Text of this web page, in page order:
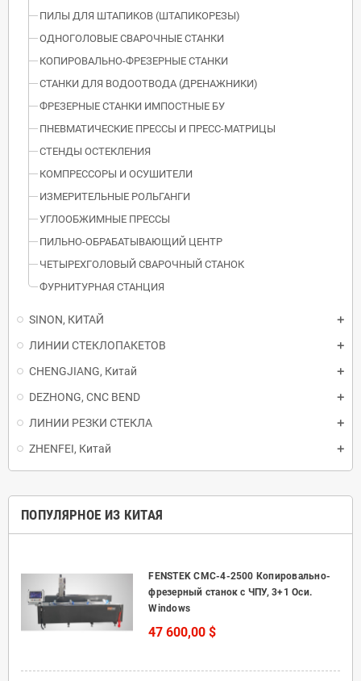
ПИЛЫ ДЛЯ ШТАПИКОВ (ШТАПИКОРЕЗЫ)
ОДНОГОЛОВЫЕ СВАРОЧНЫЕ СТАНКИ
КОПИРОВАЛЬНО-ФРЕЗЕРНЫЕ СТАНКИ
СТАНКИ ДЛЯ ВОДООТВОДА (ДРЕНАЖНИКИ)
ФРЕЗЕРНЫЕ СТАНКИ ИМПОСТНЫЕ БУ
ПНЕВМАТИЧЕСКИЕ ПРЕССЫ И ПРЕСС-МАТРИЦЫ
СТЕНДЫ ОСТЕКЛЕНИЯ
КОМПРЕССОРЫ И ОСУШИТЕЛИ
ИЗМЕРИТЕЛЬНЫЕ РОЛЬГАНГИ
УГЛООБЖИМНЫЕ ПРЕССЫ
ПИЛЬНО-ОБРАБАТЫВАЮЩИЙ ЦЕНТР
ЧЕТЫРЕХГОЛОВЫЙ СВАРОЧНЫЙ СТАНОК
ФУРНИТУРНАЯ СТАНЦИЯ
SINON, КИТАЙ
ЛИНИИ СТЕКЛОПАКЕТОВ
CHENGJIANG, Китай
DEZHONG, CNC BEND
ЛИНИИ РЕЗКИ СТЕКЛА
ZHENFEI, Китай
ПОПУЛЯРНОЕ ИЗ КИТАЯ
FENSTEK CMC-4-2500 Копировально-
фрезерный станок с ЧПУ, 3+1 Оси.
Windows
47 600,00 $